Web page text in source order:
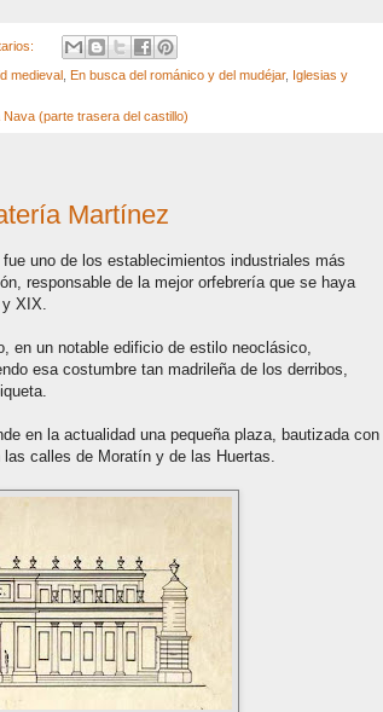
medieval En busca del románico y del mudéjar,
Iglesias y
(parte trasera del castillo)
Martínez
uno de los establecimientos industriales más
responsable de la mejor orfebrería que se haya
XIX.
en un notable edificio de estilo neoclásico,
esa costumbre tan madrileña de los derribos,
en la actualidad una pequeña plaza, bautizada con
calles de Moratín y de las Huertas.